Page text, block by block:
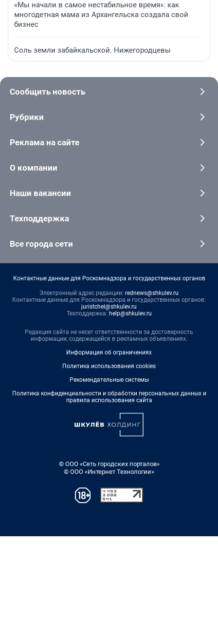
«Мы начали в самое нестабильное время»: как
многодетная мама из Архангельска создала свой
бизнес
Соль земли забайкальской. Нижегородцевы
Сообщить новость
Рубрики
Реклама на сайте
О компании
Наши вакансии
Техподдержка
Все города сети
Контактные данные для Роскомнадзора и государственных органов
Электронный адрес редакции: rednews@shkulev.ru
Контактные данные для Роскомнадзора и государственных органов:
juristchel@shkulev.ru
Техподдержка: help@shkulev.ru
Редакция сайта не несет ответственности за достоверность
информации, содержащейся в рекламных объявлениях.
Информация об ограничениях
Политика использования cookies
Рекомендательные системы
Политика конфиденциальности и обработки персональных данных и
правила использования сайта
© ООО «Сеть городских порталов»
© ООО «Интернет Технологии»